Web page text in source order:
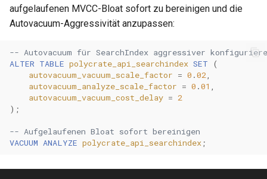
aufgelaufenen MVCC-Bloat sofort zu bereinigen und die
Autovacuum-Aggressivität anzupassen:
-- Autovacuum für SearchIndex aggressiver
ALTER TABLE polycrate_api_searchindex SET
(
autovacuum_vacuum_scale_factor = 0 .02
autovacuum_analyze_scale_factor = 0 .01
autovacuum_vacuum_cost_delay = 2
);
-- Aufgelaufenen Bloat sofort bereinigen
VACUUM ANALYZE polycrate_api_searchindex ;